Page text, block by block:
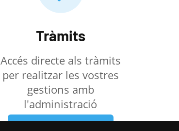
Tràmits
Accés directe als tràmits
per realitzar les vostres
gestions amb
l'administració
Veure els tràmits